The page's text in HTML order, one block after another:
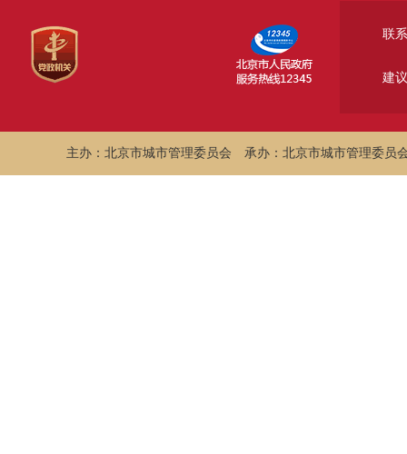
联
建
主办：北京市城市管理委员会 承办：北京市城市管理委员